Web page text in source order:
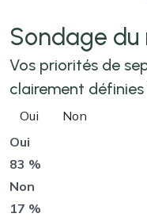
Sondage du
Vos priorités de
clairement définies
Oui
Non
Oui
83 %
Non
17 %